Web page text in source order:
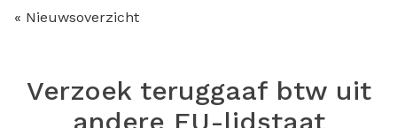
« Nieuwsoverzicht
Verzoek teruggaaf btw uit
andere EU-lidstaat